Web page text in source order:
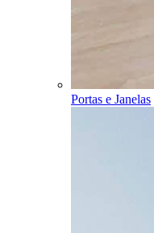
Portas e Janelas